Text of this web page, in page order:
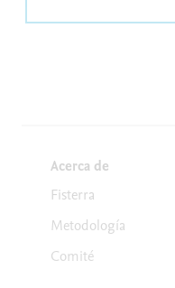
Acerca de
Fisterra
Metodología
Comité